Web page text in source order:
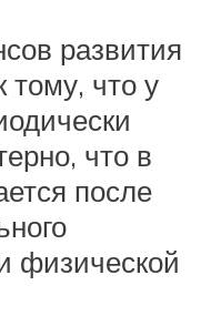
развития
тому, что у
что в
после
физической